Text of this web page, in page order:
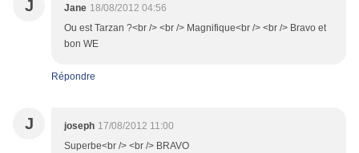
J Jane 18/08/2012 04:56
Ou est Tarzan ?<br /> <br /> Magnifique<br /> <br /> Bravo et
bon WE
Répondre
J joseph 17/08/2012 11:00
Superbe<br /> <br /> BRAVO